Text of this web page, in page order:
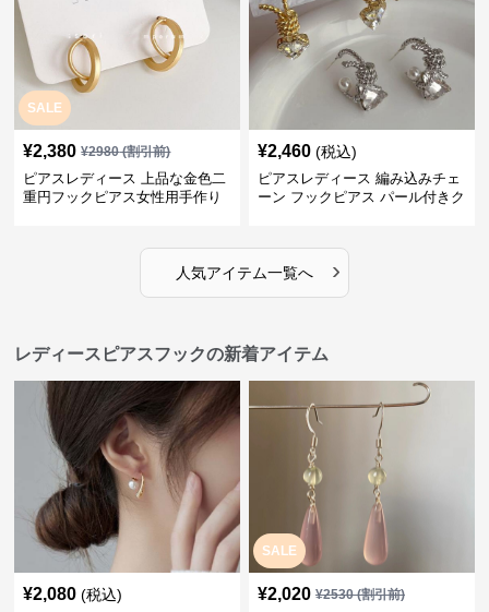
SALE
¥2,380 ¥2980(割引前)
ピアスレディース 上品な金色二
重円フックピアス女性用手作り
¥2,460 (税込)
ピアスレディース 編み込みチェ
ーン フックピアス パール付きク
人気アイテム一覧へ ›
レディースピアスフックの新着アイテム
¥2,080 (税込)
SALE
¥2,020 ¥2530(割引前)